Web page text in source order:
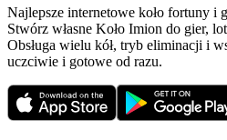
Najlepsze internetowe koło fortuny i
Stwórz własne Koło Imion do gier,
Obsługa wielu kół, tryb eliminacji i
uczciwie i gotowe od razu.